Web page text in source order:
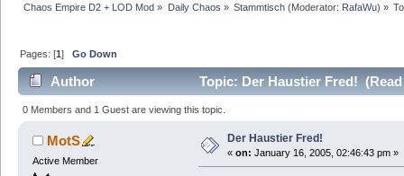
Chaos Empire D2 + LOD Mod » Daily Chaos » Stammtisch(Moderator: RafaWu) »
Pages: [1]Go Down
Author Topic: Der Haustier Fred! (Read
0 Members and 1 Guest are viewing this topic.
MotS
Active Member
Der Haustier Fred!
« on: January 16, 2005, 02:46:43 pm »